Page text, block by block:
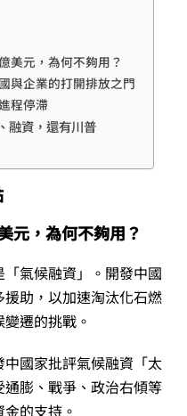
美元，為何不夠用？
與企業的打開排放之門
程停滯
融資，還有川普
元，為何不夠用？
氣候融資」。開發中國
助，以加速淘汰化石燃
遷的挑戰。
國家批評氣候融資「太
膨、戰爭、政治右傾等
的支持。